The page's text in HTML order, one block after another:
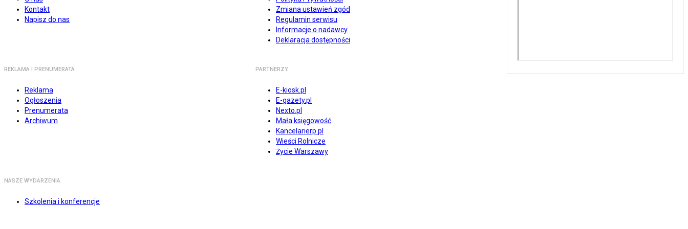
Kontakt
Napisz do nas
Zmiana ustawień zgód
Regulamin serwisu
Informacje o nadawcy
Deklaracja dostępności
REKLAMA I PRENUMERATA
Reklama
Ogłoszenia
Prenumerata
Archiwum
PARTNERZY
E-kiosk.pl
E-gazety.pl
Nexto.pl
Mała księgowość
Kancelarierp.pl
Wieści Rolnicze
Życie Warszawy
NASZE WYDARZENIA
Szkolenia i konferencje